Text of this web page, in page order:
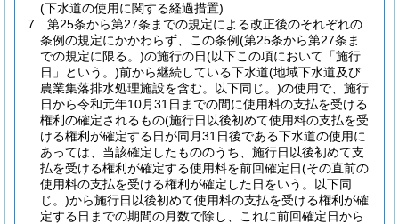
(下水道の使用に関する経過措置)
7
第25条から第27条までの規定による改正後のそれぞれの
条例の規定にかかわらず、この条例(第25条から第27条ま
での規定に限る。)の施行の日(以下この項において「施行
日」という。)前から継続している下水道(地域下水道及び
農業集落排水処理施設を含む。以下同じ。)の使用で、施行
日から令和元年10月31日までの間に使用料の支払を受ける
権利の確定されるもの(施行日以後初めて使用料の支払を受
ける権利が確定する日が同月31日後である下水道の使用に
あっては、当該確定したもののうち、施行日以後初めて支
払を受ける権利が確定する使用料を前回確定日(その直前の
使用料の支払を受ける権利が確定した日をいう。以下同
じ。)から施行日以後初めて使用料の支払を受ける権利が確
定する日までの期間の月数で除し、これに前回確定日から